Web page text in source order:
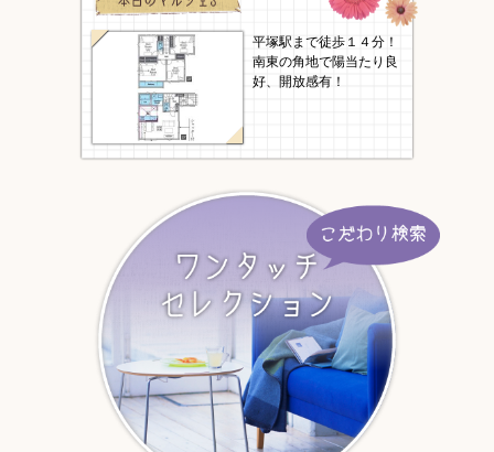
平塚駅まで徒歩１４分！
南東の角地で陽当たり良
好、開放感有！